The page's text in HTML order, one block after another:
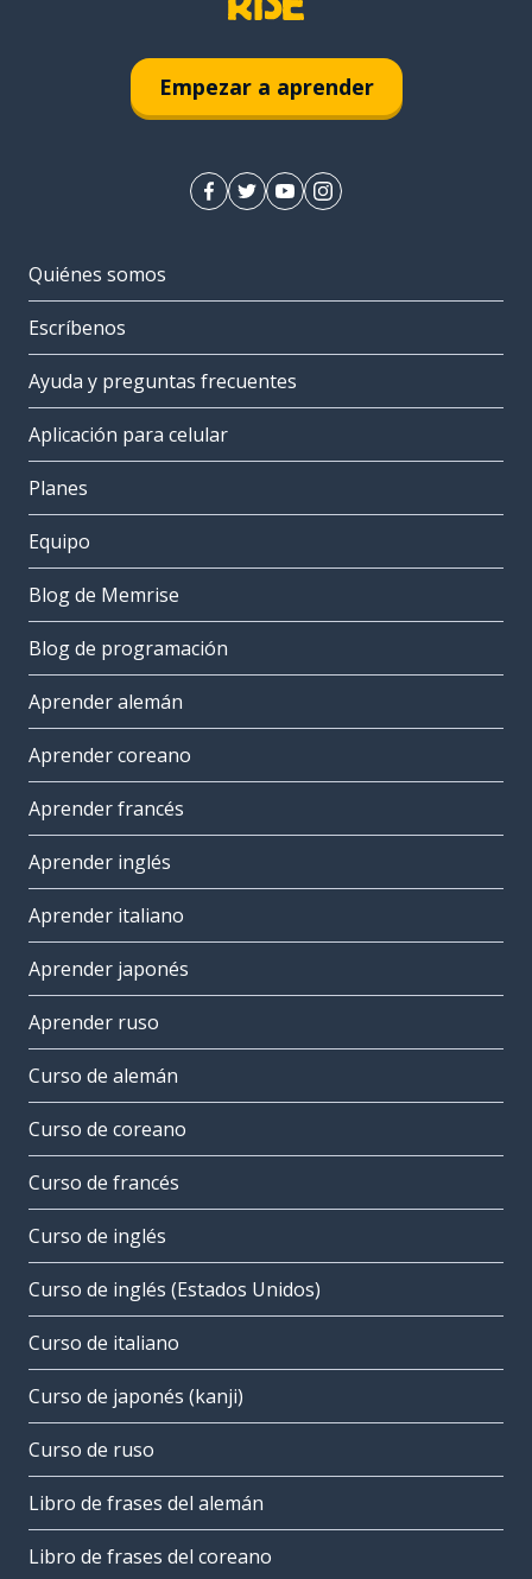
Empezar a aprender
Quiénes somos
Escríbenos
Ayuda y preguntas frecuentes
Aplicación para celular
Planes
Equipo
Blog de Memrise
Blog de programación
Aprender alemán
Aprender coreano
Aprender francés
Aprender inglés
Aprender italiano
Aprender japonés
Aprender ruso
Curso de alemán
Curso de coreano
Curso de francés
Curso de inglés
Curso de inglés (Estados Unidos)
Curso de italiano
Curso de japonés (kanji)
Curso de ruso
Libro de frases del alemán
Libro de frases del coreano